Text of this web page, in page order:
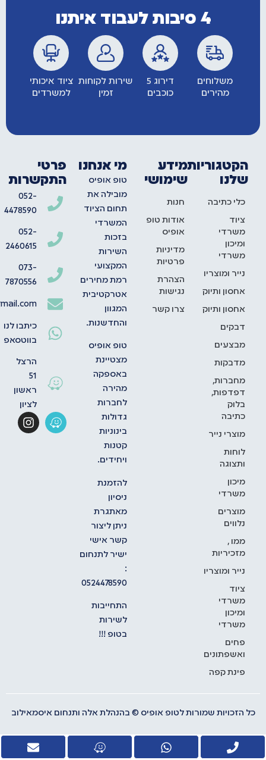
4 סיבות לעבוד איתנו
משלוחים
מהירים
דירוג 5
כוכבים
שירות לקוחות
זמין
ציוד איכותי
למשרדים
הקטגוריות
שלנו
כלי כתיבה
ציוד
משרדי
ומיכון
משרדי
נייר ומוצריו
אחסון ותיוק
אחסון ותיוק
דבקים
מבצעים
מדבקות
מחברות,
דפדפות,
בלוק
כתיבה
מוצרי נייר
לוחות
ותצוגה
מיכון
משרדי
מוצרים
נלווים
ממו ,
מזכיריות
נייר ומוצריו
ציוד
משרדי
ומיכון
משרדי
פחים
ואשפתונים
פינת קפה
מידע
שימושי
חנות
אודות טופ
אופיס
מדיניות
פרטיות
הצהרת
נגישות
צרו קשר
מי אנחנו
טופ אופיס
מובילה את
תחום הציוד
המשרדי
בזכות
השירות
המקצועי
רמת מחירים
אטרקטיבית
המגוון
והחדשנות.
טופ אופיס
מצטיינת
באספקה
מהירה
לחברות
גדולות
בינוניות
קטנות
ויחידים.
להזמנת
ניסיון
מאתגרת
ניתן ליצור
קשר אישי
ישיר לתנחום
:
0524478590
התחייבות
לשירות
בטופ !!!
פרטי
התקשרות
052-
4478590
052-
2460615
073-
7870556
כיתבו לנו
בווטסאפ
הרצל
51
ראשון
לציון
כל הזכויות שמורות לטופ אופיס © בהנהלת אלה ותנחום איסמאילוב